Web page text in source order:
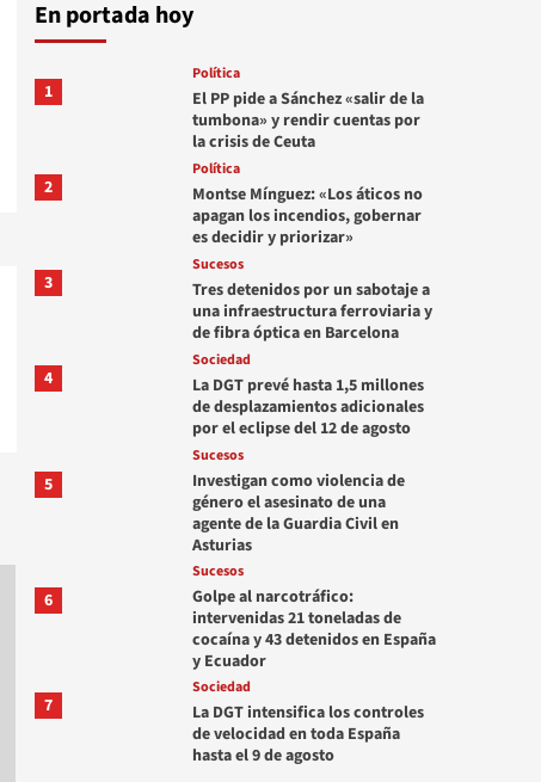
En portada hoy
1
Política
El PP pide a Sánchez «salir de la
tumbona» y rendir cuentas por
la crisis de Ceuta
2
Política
Montse Mínguez: «Los áticos no
apagan los incendios, gobernar
es decidir y priorizar»
3
Sucesos
Tres detenidos por un sabotaje a
una infraestructura ferroviaria y
de fibra óptica en Barcelona
4
Sociedad
La DGT prevé hasta 1,5 millones
de desplazamientos adicionales
por el eclipse del 12 de agosto
5
Sucesos
Investigan como violencia de
género el asesinato de una
agente de la Guardia Civil en
Asturias
6
Sucesos
Golpe al narcotráfico:
intervenidas 21 toneladas de
cocaína y 43 detenidos en España
y Ecuador
7
Sociedad
La DGT intensifica los controles
de velocidad en toda España
hasta el 9 de agosto